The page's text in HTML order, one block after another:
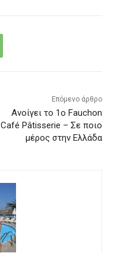
Επόμενο άρθρο
Ανοίγει το 1ο Fauchon
Café Pâtisserie – Σε ποιο
μέρος στην Ελλάδα